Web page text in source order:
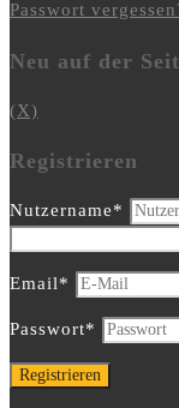
Passwort
Neu auf der
(X)
Registrieren
Nutzername*
Email*
Passwort*